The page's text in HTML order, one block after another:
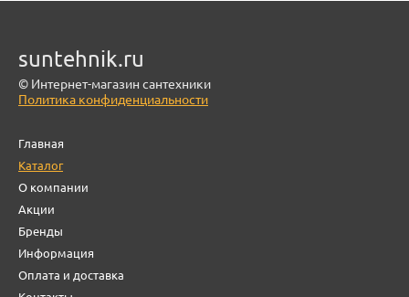
suntehnik.ru
© Интернет-магазин сантехники
Политика конфиденциальности
Главная
Каталог
О компании
Акции
Бренды
Информация
Оплата и доставка